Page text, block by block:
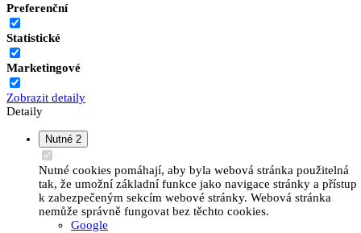
Preferenční
Statistické
Marketingové
Zobrazit detaily
Detaily
Nutné 2
Nutné cookies pomáhají, aby byla webová stránka použitelná
tak, že umožní základní funkce jako navigace stránky a přístup
k zabezpečeným sekcím webové stránky. Webová stránka
nemůže správně fungovat bez těchto cookies.
Google